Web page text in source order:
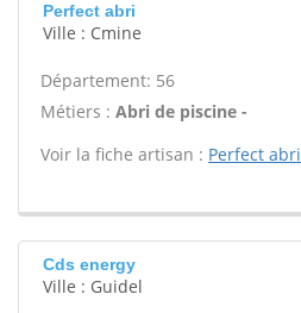
Perfect abri
Ville : Cmine
Département: 56
Métiers : Abri de piscine -
Voir la fiche artisan : Perfect abri
Cds energy
Ville : Guidel